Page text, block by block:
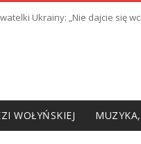
Ukrainy: „Nie dajcie się
WOŁYŃSKIEJ